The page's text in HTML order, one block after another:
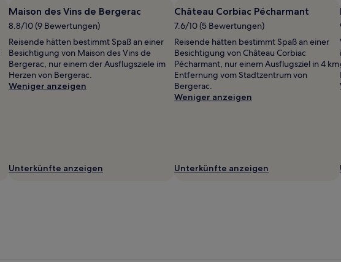
Maison des Vins de Bergerac
8.8/10 (9 Bewertungen)
Reisende hätten bestimmt Spaß an einer
Besichtigung von Maison des Vins de
Bergerac, nur einem der Ausflugsziele im
Herzen von Bergerac.
Weniger anzeigen
Unterkünfte anzeigen
Château Corbiac Pécharmant
7.6/10 (5 Bewertungen)
Reisende hätten bestimmt Spaß an einer
Besichtigung von Château Corbiac
Pécharmant, nur einem Ausflugsziel in 4 km
Entfernung vom Stadtzentrum von
Bergerac.
Weniger anzeigen
Unterkünfte anzeigen